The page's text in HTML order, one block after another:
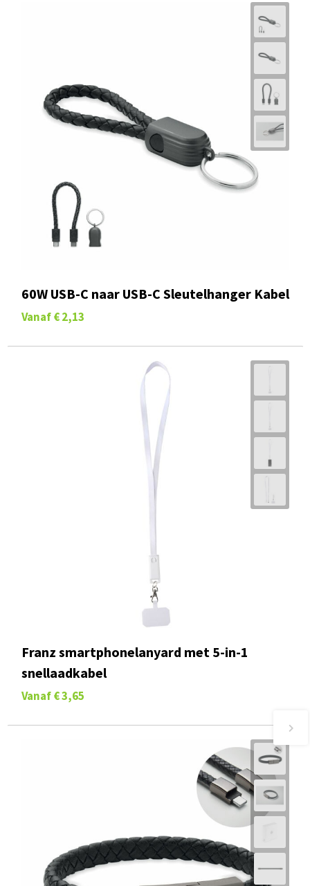
60W USB-C naar USB-C Sleutelhanger Kabel
Vanaf € 2,13
Franz smartphonelanyard met 5-in-1
snellaadkabel
Vanaf € 3,65